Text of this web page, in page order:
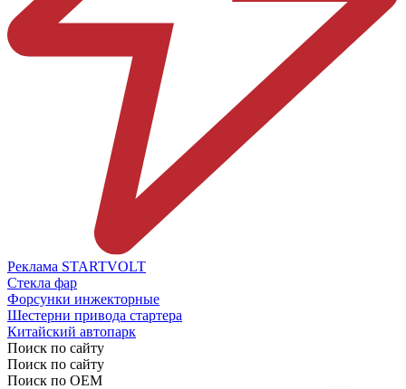
Реклама STARTVOLT
Стекла фар
Форсунки инжекторные
Шестерни привода стартера
Китайский автопарк
Поиск по сайту
Поиск по сайту
Поиск по ОЕМ